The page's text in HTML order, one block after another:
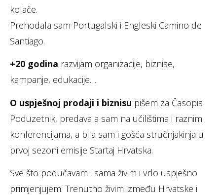
kolače.
Prehodala sam Portugalski i Engleski Camino de
Santiago.
+20 godina razvijam organizacije, biznise,
kampanje, edukacije…
O uspješnoj prodaji i biznisu pišem za Časopis
Poduzetnik, predavala sam na učilištima i raznim
konferencijama, a bila sam i gošća stručnjakinja u
prvoj sezoni emisije Startaj Hrvatska.
Sve što podučavam i sama živim i vrlo uspješno
primjenjujem. Trenutno živim između Hrvatske i